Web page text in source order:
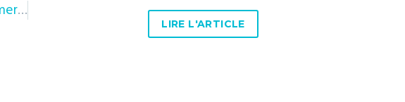
Le Sud et les îles : entre deux mers Thaïlande
LIRE L'ARTICLE